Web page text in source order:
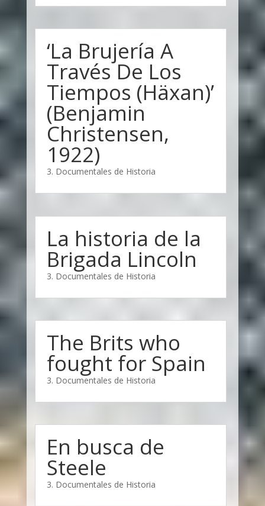
‘La Brujería A
Través De Los
Tiempos (Häxan)’
(Benjamin
Christensen,
1922)
3. Documentales de Historia
La historia de la
Brigada Lincoln
3. Documentales de Historia
The Brits who
fought for Spain
3. Documentales de Historia
En busca de
Steele
3. Documentales de Historia